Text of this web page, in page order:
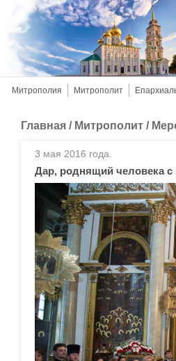
Митрополия Митрополит
Главная / Митрополит /
3 мая 2016 года.
Дар, роднящий человека